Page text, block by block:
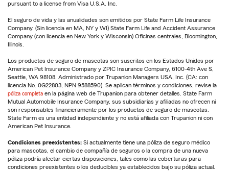
pursuant to a license from Visa U.S.A. Inc.
El seguro de vida y las anualidades son emitidos por State Farm Life Insurance
Company. (Sin licencia en MA, NY y WI) State Farm Life and Accident Assurance
Company (con licencia en New York y Wisconsin) Oficinas centrales, Bloomington,
Illinois.
Los productos de seguro de mascotas son suscritos en los Estados Unidos por
American Pet Insurance Company y ZPIC Insurance Company, 6100-4th Ave S,
Seattle, WA 98108. Administrado por Trupanion Managers USA, Inc. (CA: con
licencia No. 0G22803, NPN 9588590). Se aplican términos y condiciones, revise la
póliza completa en la página web de Trupanion para obtener detalles. State Farm
Mutual Automobile Insurance Company, sus subsidiarias y afiliadas no ofrecen ni
son responsables financieramente por los productos de seguro de mascotas.
State Farm es una entidad independiente y no está afiliada con Trupanion ni con
American Pet Insurance.
Condiciones preexistentes: Si actualmente tiene una póliza de seguro médico
para mascotas, el cambio de compañía de seguros o la compra de una nueva
póliza podría afectar ciertas disposiciones, tales como las coberturas para
condiciones preexistentes o los deducibles ya establecidos bajo su póliza actual.